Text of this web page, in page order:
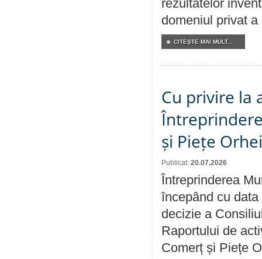
rezultatelor
domeniul privat a
CITEŞTE MAI MULT...
Cu privire la
și Piețe
Publicat: 20.07.2026
Întreprinderea
începând cu
decizie a
Raportului de
Comerț și Piețe